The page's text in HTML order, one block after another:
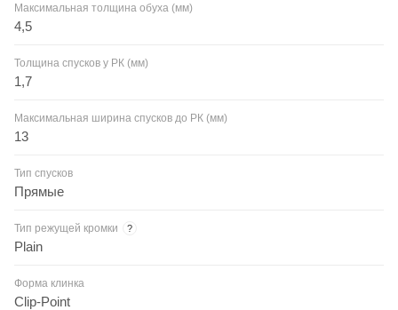
Максимальная толщина обуха (мм)
4,5
Толщина спусков у РК (мм)
1,7
Максимальная ширина спусков до РК (мм)
13
Тип спусков
Прямые
Тип режущей кромки ?
Plain
Форма клинка
Clip-Point